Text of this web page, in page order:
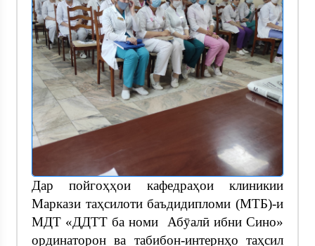
Дар пойгоҳҳои кафедраҳои клиникии
Маркази таҳсилоти баъдидипломи (МТБ)-и
МДТ «ДДТТ ба номи Абӯалӣ ибни Сино»
ординаторон ва табибон-интернҳо таҳсил